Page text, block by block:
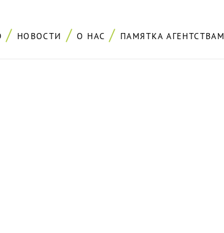
НОВОСТИ О НАС ПАМЯТКА АГЕНТСТВАМ